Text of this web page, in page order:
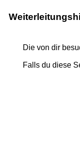
Die von dir
Falls du diese